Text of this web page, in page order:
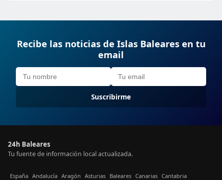
Recibe las noticias de Islas Baleares en tu
email
Suscribirme
24h Baleares
Tu fuente de información local actualizada.
España Andalucía Aragón Asturias Baleares Canarias Cantabria